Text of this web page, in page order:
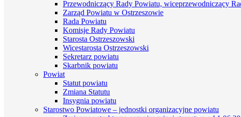
Przewodniczący Rady Powiatu, wiceprzewodniczący
Zarząd Powiatu w Ostrzeszowie
Rada Powiatu
Komisje Rady Powiatu
Starosta Ostrzeszowski
Wicestarosta Ostrzeszowski
Sekretarz powiatu
Skarbnik powiatu
Powiat
Statut powiatu
Zmiana Statutu
Insygnia powiatu
Starostwo Powiatowe – jednostki organizacyjne powiatu